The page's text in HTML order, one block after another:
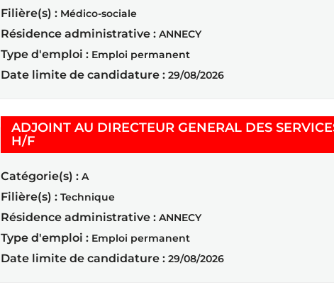
Filière(s) : Médico-sociale
Résidence administrative : ANNECY
Type d'emploi : Emploi permanent
Date limite de candidature : 29/08/2026
ADJOINT AU DIRECTEUR GENERAL DES
H/F(Nouvelle fenêtre)
Catégorie(s) : A
Filière(s) : Technique
Résidence administrative : ANNECY
Type d'emploi : Emploi permanent
Date limite de candidature : 29/08/2026